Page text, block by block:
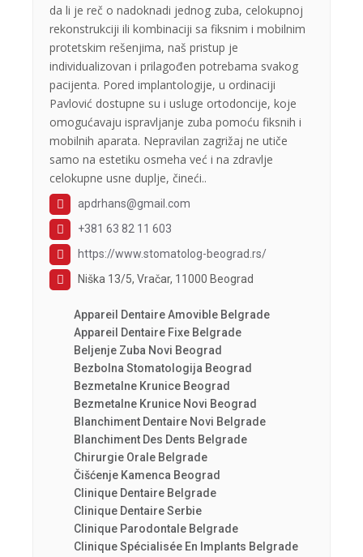
da li je reč o nadoknadi jednog zuba, celokupnoj
rekonstrukciji ili kombinaciji sa fiksnim i mobilnim
protetskim rešenjima, naš pristup je
individualizovan i prilagođen potrebama svakog
pacijenta. Pored implantologije, u ordinaciji
Pavlović dostupne su i usluge ortodoncije, koje
omogućavaju ispravljanje zuba pomoću fiksnih i
mobilnih aparata. Nepravilan zagrižaj ne utiče
samo na estetiku osmeha već i na zdravlje
celokupne usne duplje, čineći..
apdrhans@gmail.com
+381 63 82 11 603
https://www.stomatolog-beograd.rs/
Niška 13/5, Vračar, 11000 Beograd
Appareil Dentaire Amovible Belgrade
Appareil Dentaire Fixe Belgrade
Beljenje Zuba Novi Beograd
Bezbolna Stomatologija Beograd
Bezmetalne Krunice Beograd
Bezmetalne Krunice Novi Beograd
Blanchiment Dentaire Novi Belgrade
Blanchiment Des Dents Belgrade
Chirurgie Orale Belgrade
Čišćenje Kamenca Beograd
Clinique Dentaire Belgrade
Clinique Dentaire Serbie
Clinique Parodontale Belgrade
Clinique Spécialisée En Implants Belgrade